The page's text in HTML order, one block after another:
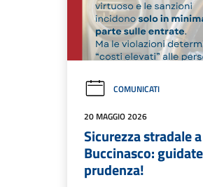
COMUNICATI
20 MAGGIO 2026
Sicurezza stradale a
Buccinasco:
prudenza!